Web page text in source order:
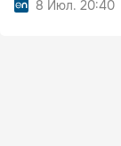
8 Июл. 20:40